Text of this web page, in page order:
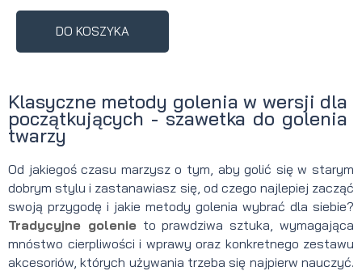
DO KOSZYKA
Klasyczne metody golenia w wersji dla
początkujących - szawetka do golenia
twarzy
Od jakiegoś czasu marzysz o tym, aby golić się w starym
dobrym stylu i zastanawiasz się, od czego najlepiej zacząć
swoją przygodę i jakie metody golenia wybrać dla siebie?
Tradycyjne golenieto prawdziwa sztuka, wymagająca
mnóstwo cierpliwości i wprawy oraz konkretnego zestawu
akcesoriów, których używania trzeba się najpierw nauczyć.